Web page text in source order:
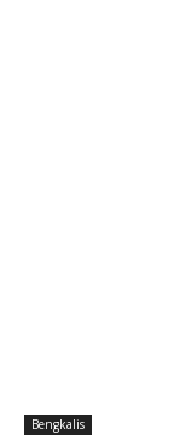
Bengkalis